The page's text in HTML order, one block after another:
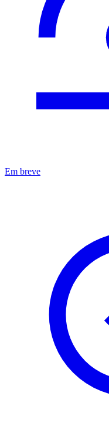
Em breve